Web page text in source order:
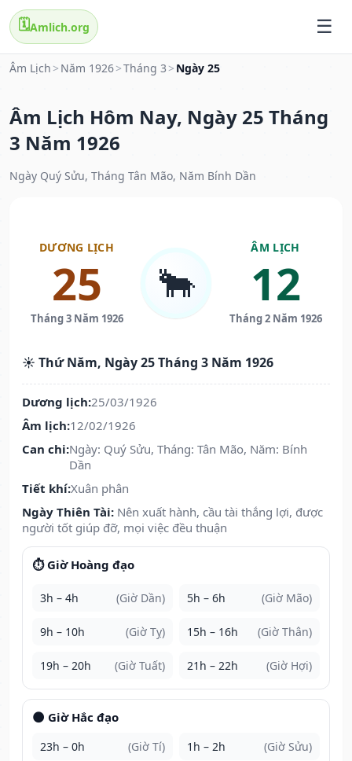
🗓️Amlich.org
Âm Lịch > Năm 1926>Tháng 3 > Ngày 25
Âm Lịch Hôm Nay, Ngày 25 Tháng
3 Năm 1926
Ngày Quý Sửu, Tháng Tân Mão, Năm Bính Dần
DƯƠNG LỊCH
25
Tháng 3 Năm 1926
🐂
ÂM LỊCH
12
Tháng 2 Năm 1926
☀️ Thứ Năm, Ngày 25 Tháng 3 Năm 1926
Dương lịch:25/03/1926
Âm lịch:12/02/1926
Can chi:Ngày: Quý Sửu, Tháng: Tân Mão, Năm: Bính
Dần
Tiết khí:Xuân phân
Ngày Thiên Tài: Nên xuất hành, cầu tài thắng lợi, được
người tốt giúp đỡ, mọi việc đều thuận
⏱️ Giờ Hoàng đạo
3h – 4h (Giờ Dần) 5h – 6h (Giờ Mão)
9h – 10h (Giờ Tỵ) 15h – 16h (Giờ Thân)
19h – 20h (Giờ Tuất) 21h – 22h (Giờ Hợi)
🌑 Giờ Hắc đạo
23h – 0h (Giờ Tí) 1h – 2h (Giờ Sửu)